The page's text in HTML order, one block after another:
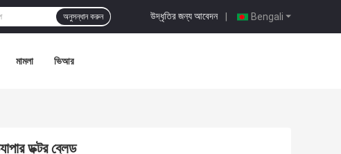
Bengali
উদ্ধৃতির জন্য আবেদন |
অনুসন্ধান করুন
মামলা ভিআর
ডক্টর ব্লেড